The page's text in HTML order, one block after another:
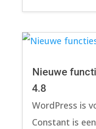
Nieuwe
4.8
WordPress is
Constant is